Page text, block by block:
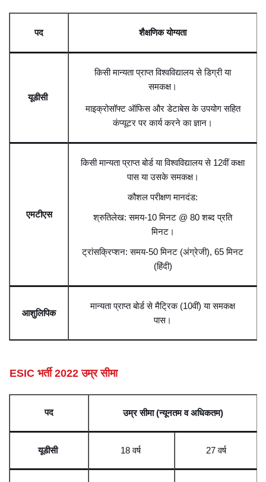
पद शैक्षणिक योग्यता
यूडीसी
किसी मान्यता प्राप्त विश्वविद्यालय से डिग्री या
समकक्ष।
माइक्रोसॉफ्ट ऑफिस और डेटाबेस के उपयोग सहित
कंप्यूटर पर कार्य करने का ज्ञान।
एमटीएस
किसी मान्यता प्राप्त बोर्ड या विश्वविद्यालय से 12वीं कक्षा
पास या उसके समकक्ष।
कौशल परीक्षण मानदंड:
श्रुतिलेख: समय-10 मिनट @ 80 शब्द प्रति
मिनट।
ट्रांसक्रिप्शन: समय-50 मिनट (अंग्रेजी), 65 मिनट
(हिंदी)
आशुलिपिक
मान्यता प्राप्त बोर्ड से मैट्रिक (10वीं) या समकक्ष
पास।
ESIC भर्ती 2022 उम्र सीमा
पद उम्र सीमा (न्यूनतम व अधिकतम)
यूडीसी 18 वर्ष 27 वर्ष